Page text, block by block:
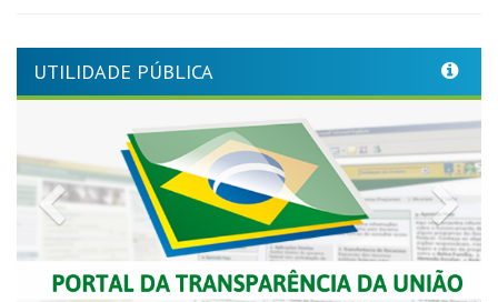
UTILIDADE PÚBLICA
Previous